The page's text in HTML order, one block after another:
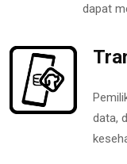
dapat
data,